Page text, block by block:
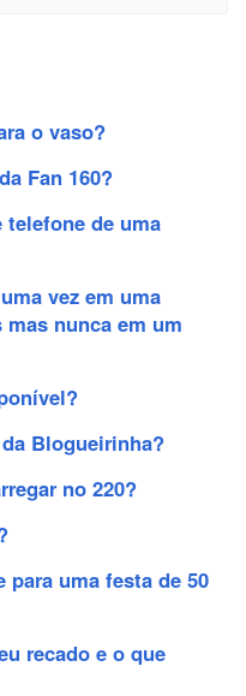
o vaso?
Fan 160?
de uma
vez em uma
mas nunca em um
Blogueirinha?
no 220?
uma festa de 50
recado e o que